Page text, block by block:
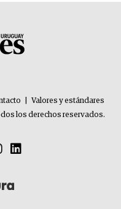
Valores y estándares
los derechos reservados.